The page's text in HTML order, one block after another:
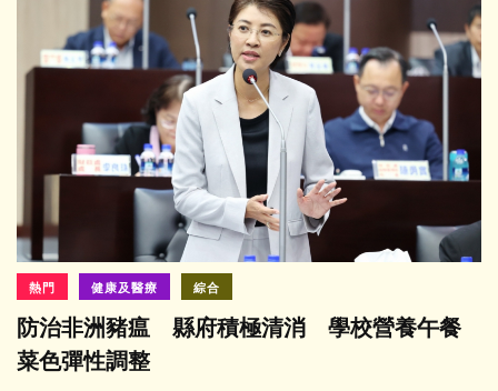
熱門 健康及醫療 綜合
防治非洲豬瘟 縣府積極清消 學校營養午餐
菜色彈性調整